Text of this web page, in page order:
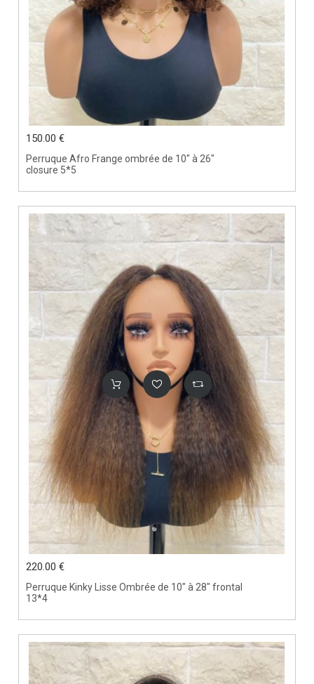
Perruque Afro Frange ombrée de 10" à 26"
closure 5*5
150.00 €
Perruque Kinky Lisse Ombrée de 10" à 28" frontal
13*4
220.00 €